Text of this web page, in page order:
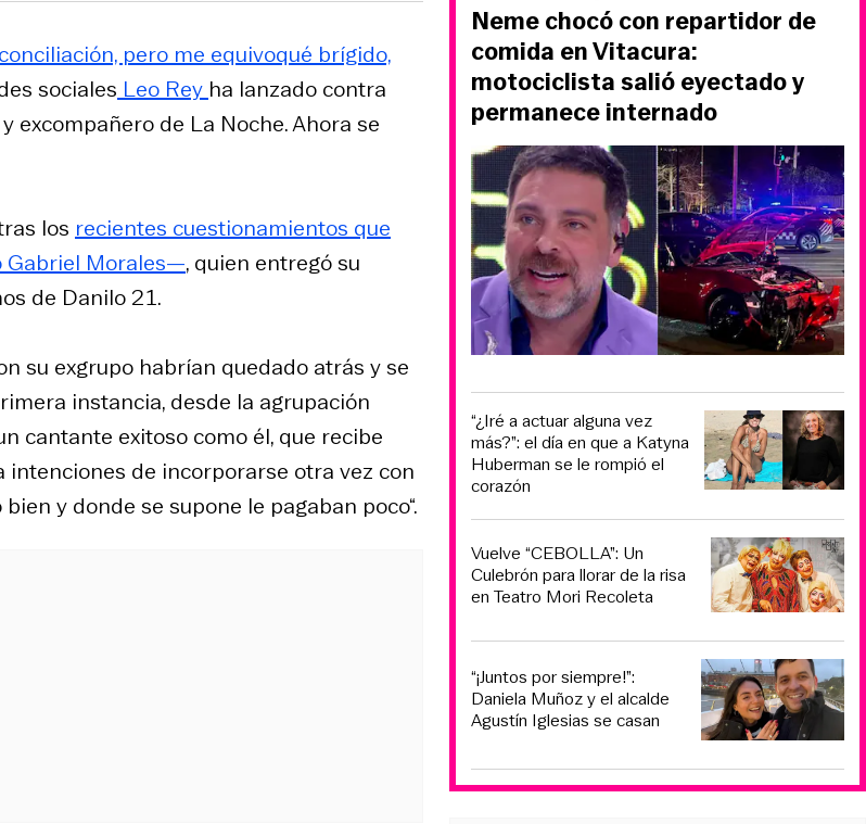
pero me equivoqué brígido,
sociales Leo Rey ha lanzado contra
de La Noche. Ahora se
los recientes cuestionamientos que
Gabriel Morales—, quien entregó su
de Danilo 21.
su exgrupo habrían quedado atrás y se
instancia, desde la agrupación
cantante exitoso como él, que recibe
de incorporarse otra vez con
y donde se supone le pagaban poco“.
Neme chocó con repartidor de
comida en Vitacura:
motociclista salió eyectado y
permanece internado
“¿Iré a actuar alguna vez
más?”: el día en que a Katyna
Huberman se le rompió el
corazón
Vuelve “CEBOLLA”: Un
Culebrón para llorar de la risa
en Teatro Mori Recoleta
“¡Juntos por siempre!”:
Daniela Muñoz y el alcalde
Agustín Iglesias se casan